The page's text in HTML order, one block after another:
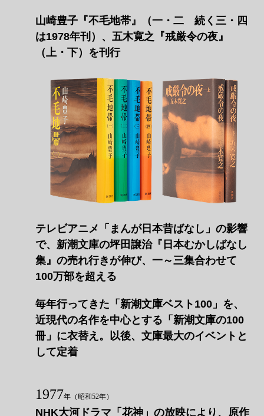
山崎豊子『不毛地帯』（一・二 続く三・四
は1978年刊）、五木寛之『戒厳令の夜』
（上・下）を刊行
テレビアニメ「まんが日本昔ばなし」の影響
で、新潮文庫の坪田譲治『日本むかしばなし
集』の売れ行きが伸び、一～三集合わせて
100万部を超える
毎年行ってきた「新潮文庫ベスト100」を、
近現代の名作を中心とする「新潮文庫の100
冊」に衣替え。以後、文庫最大のイベントと
して定着
1977年 （昭和52年）
NHK大河ドラマ「花神」の放映により、原作